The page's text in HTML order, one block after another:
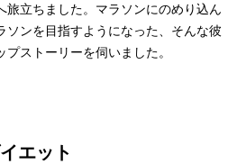
旅立ちました。マラソンにのめり込ん
ソンを目指すようになった、そんな彼
ストーリーを伺いました。
エット